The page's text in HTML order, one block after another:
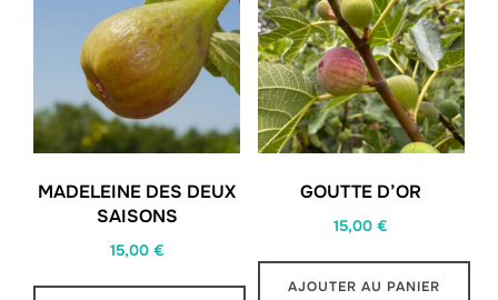
MADELEINE DES DEUX
SAISONS
15,00 €
GOUTTE D’OR
15,00€
AJOUTER AU PANIER